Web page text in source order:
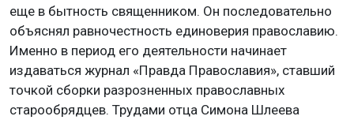
еще в бытность священником. Он последовательно
объяснял равночестность единоверия православию.
Именно в период его деятельности начинает
издаваться журнал «Правда Православия», ставший
точкой сборки разрозненных православных
старообрядцев. Трудами отца Симона Шлеева